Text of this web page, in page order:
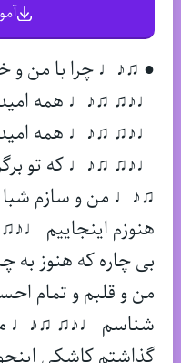
● ♫♪♩ چرا با من و
♩♪♫ ♫♪♩ همه
♩♪♫ ♫♪♩ همه
♩♪♫ ♫♪♩ که تو
♫♪♩ من و سازم
هنوزم اینجاییم
بی چاره که هنوز
من و قلبم و تمام
شناسم ♩♪♫ ♫♪♩